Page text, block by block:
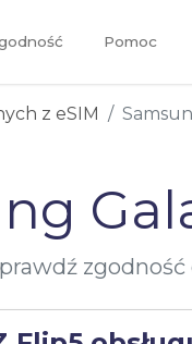
Pomoc
z eSIM
zgodność